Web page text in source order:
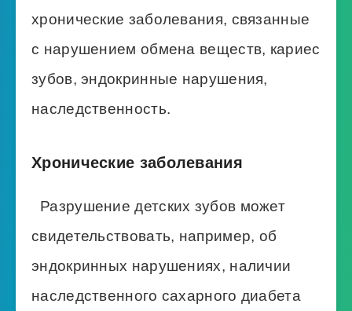
хронические заболевания, связанные
с нарушением обмена веществ, кариес
зубов, эндокринные нарушения,
наследственность.
Хронические заболевания
Разрушение детских зубов может
свидетельствовать, например, об
эндокринных нарушениях, наличии
наследственного сахарного диабета